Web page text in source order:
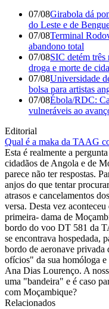
07/08Girabola dá
do Leste e de
07/08Terminal
abandono total
07/08SIC detém
droga e morte de
07/08Universidade
bolsa para artistas
07/08Ébola/RDC:
vulneráveis ao
Editorial
Qual é a maka da TAAG
Esta é realmente a
cidadãos de Angola e de
parece não ter respostas.
anjos do que tentar
atrasos e cancelamentos
versa. Desta vez
primeira- dama de
bordo do voo DT 581 da
se encontrava hospedada,
bordo de aeronave privada
ofícios" da sua homóloga
Ana Dias Lourenço. A
uma "bandeira" e é caso
com Moçambique?
Relacionados